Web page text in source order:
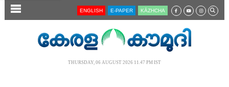
SECTIONS ENGLISH E-PAPER KĀZHCHA
THURSDAY, 06 AUGUST 2026 11.47 PM IST